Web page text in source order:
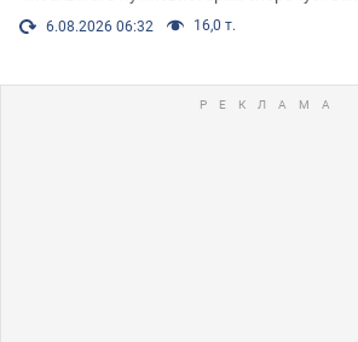
6.08.2026 06:32 16,0 т.